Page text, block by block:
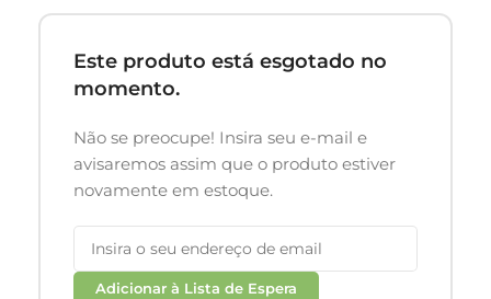
Este produto está esgotado no
momento.
Não se preocupe! Insira seu e-mail e
avisaremos assim que o produto estiver
novamente em estoque.
Adicionar à Lista de Espera